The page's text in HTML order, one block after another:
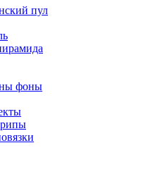
пул
фоны